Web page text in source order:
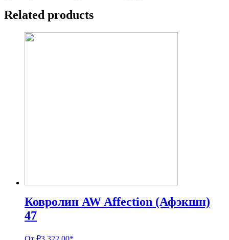
Related products
Ковролин AW Affection (Афэкшн)
47